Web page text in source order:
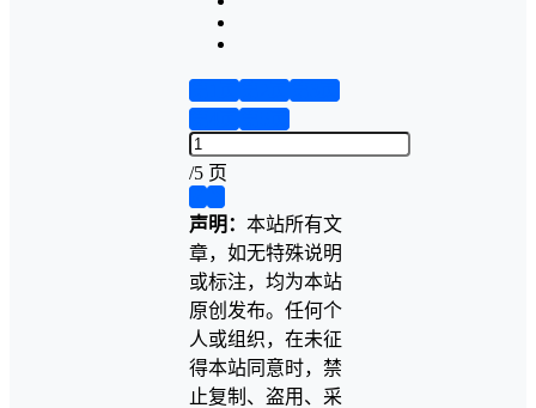
/5 页
声明： 本站所有文
章，如无特殊说明
或标注，均为本站
原创发布。任何个
人或组织，在未征
得本站同意时，禁
止复制、盗用、采